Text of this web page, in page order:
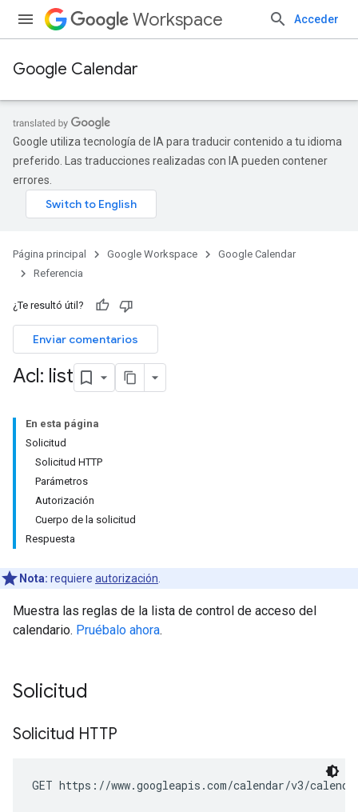
Workspace Acceder
Google Calendar
Google utiliza tecnología de IA para traducir contenido a tu idioma
preferido. Las traducciones realizadas con IA pueden contener
errores.
Página principal Google Workspace
Google Calendar
Referencia
¿Te resultó útil?
Enviar comentarios
Acl: list
En esta página
Solicitud
Solicitud HTTP
Parámetros
Autorización
Cuerpo de la solicitud
Respuesta
Nota: requiere autorización
Muestra las reglas de la lista de control de acceso del
calendario. Pruébalo ahora.
Solicitud
Solicitud HTTP
GET https://www.googleapis.com/calendar/v3/